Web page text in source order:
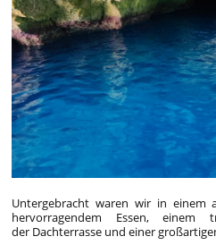
Untergebracht waren wir in einem
hervorragendem Essen, einem
der Dachterrasse und einer